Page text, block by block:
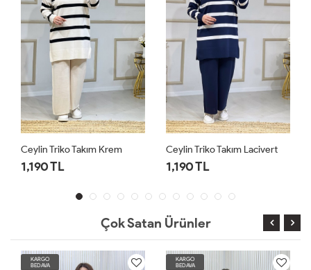
Ceylin Triko Takım Krem
1,190 TL
Ceylin Triko Takım Lacivert
1,190 TL
Çok Satan Ürünler
KARGO
BEDAVA
KARGO
BEDAVA